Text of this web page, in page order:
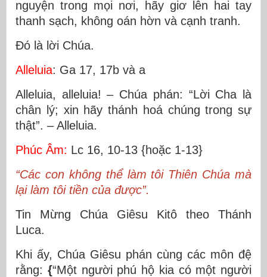
nguyện trong mọi nơi, hãy giơ lên hai tay
thanh sạch, không oán hờn và cạnh tranh.
Ðó là lời Chúa.
Alleluia: Ga 17, 17b và a
Alleluia, alleluia! – Chúa phán: “Lời Cha là
chân lý; xin hãy thánh hoá chúng trong sự
thật”. – Alleluia.
Phúc Âm: Lc 16, 10-13 {hoặc 1-13}
“Các con không thể làm tôi Thiên Chúa mà
lại làm tôi tiền của được”.
Tin Mừng Chúa Giêsu Kitô theo Thánh
Luca.
Khi ấy, Chúa Giêsu phán cùng các môn đệ
rằng: {“Một người phú hộ kia có một người